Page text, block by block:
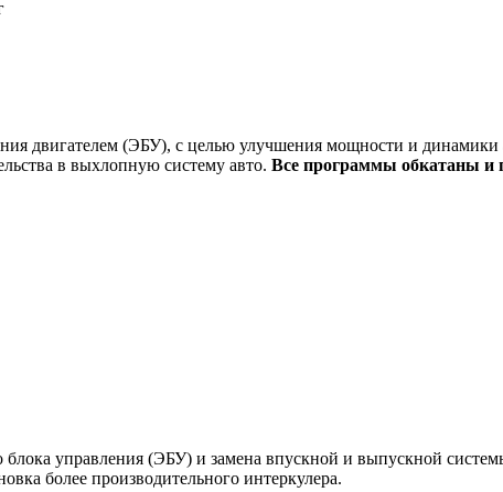
двигателем (ЭБУ), с целью улучшения мощности и
в выхлопную систему авто. Все программы обкатаны и
управления (ЭБУ) и замена впускной и выпускной
более производительного интеркулера.